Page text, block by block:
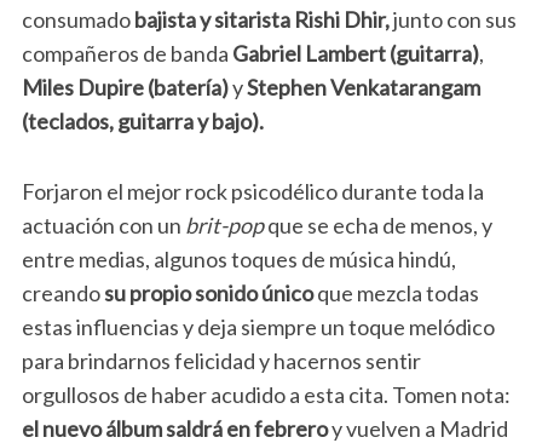
consumadobajista y sitarista Rishi Dhir,junto con sus
compañeros de banda Gabriel Lambert (guitarra),
Miles Dupire (batería)yStephen Venkatarangam
(teclados, guitarra y bajo).
Forjaron el mejor rock psicodélico durante toda la
actuación con un brit-popque se echa de menos, y
entre medias, algunos toques de música hindú,
creandosu propio sonido únicoque mezcla todas
estas influencias y deja siempre un toque melódico
para brindarnos felicidad y hacernos sentir
orgullosos de haber acudido a esta cita. Tomen nota:
el nuevo álbum saldrá en febreroy vuelven a Madrid